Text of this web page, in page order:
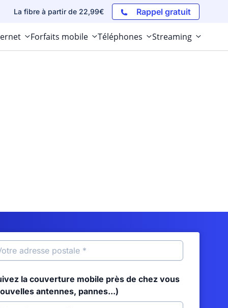
La fibre à partir de 22,99€ Rappel gratuit
Forfaits mobile Téléphones Streaming
la couverture mobile près de chez vous
antennes, pannes...)